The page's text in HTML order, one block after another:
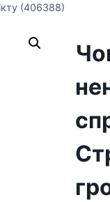
(406388)